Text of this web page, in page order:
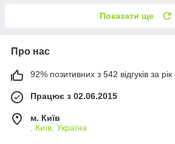
Показати ще
Про нас
92% позитивних з 542 відгуків за рік
Працює з 02.06.2015
м. Київ
, Київ, Україна